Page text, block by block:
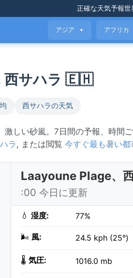
正確な天気予報世
アジア ▼ アフリカ
西サハラ 🇪🇭
西サハラの天気
しい砂嵐。7日間の予報、時間
ラ , または閲覧 今すぐ最も暑い都
Laayoune Plage、
:00 今日に更新
💧 湿度: 77%
🌬️ 風: 24.5 kph (25°)
🌡️ 気圧: 1016.0 mb